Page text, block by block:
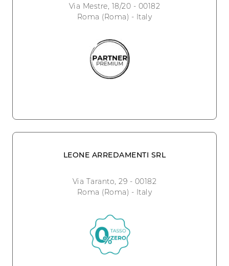
Via Mestre, 18/20 - 00182
Roma (Roma) - Italy
LEONE ARREDAMENTI SRL
Via Taranto, 29 - 00182
Roma (Roma) - Italy